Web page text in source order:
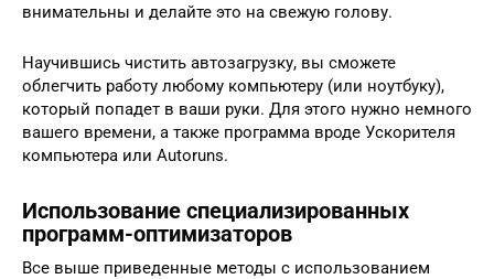
внимательны и делайте это на свежую голову.
Научившись чистить автозагрузку, вы сможете
облегчить работу любому компьютеру (или ноутбуку),
который попадет в ваши руки. Для этого нужно немного
вашего времени, а также программа вроде Ускорителя
компьютера или Autoruns.
Использование специализированных
программ-оптимизаторов
Все выше приведенные методы с использованием